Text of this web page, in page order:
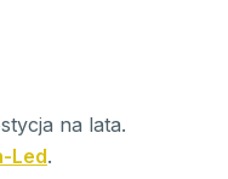
na lata.
Led.